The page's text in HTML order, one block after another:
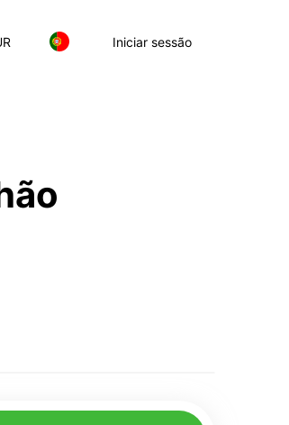
Iniciar sessão